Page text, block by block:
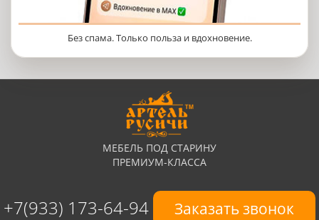
Без спама. Только польза и вдохновение.
МЕБЕЛЬ ПОД СТАРИНУ
ПРЕМИУМ-КЛАССА
+7(933) 173-64-94 Заказать звонок